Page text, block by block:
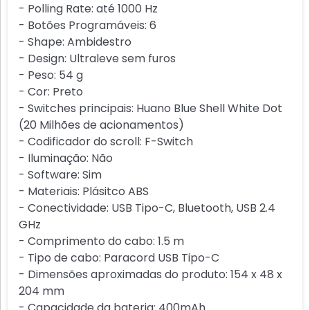
- Polling Rate: até 1000 Hz
- Botões Programáveis: 6
- Shape: Ambidestro
- Design: Ultraleve sem furos
- Peso: 54 g
- Cor: Preto
- Switches principais: Huano Blue Shell White Dot
(20 Milhões de acionamentos)
- Codificador do scroll: F-Switch
- Iluminação: Não
- Software: Sim
- Materiais: Plásitco ABS
- Conectividade: USB Tipo-C, Bluetooth, USB 2.4
GHz
- Comprimento do cabo: 1.5 m
- Tipo de cabo: Paracord USB Tipo-C
- Dimensões aproximadas do produto: 154 x 48 x
204 mm